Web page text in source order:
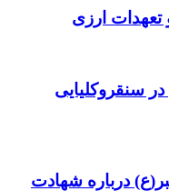
حوالی کوزران